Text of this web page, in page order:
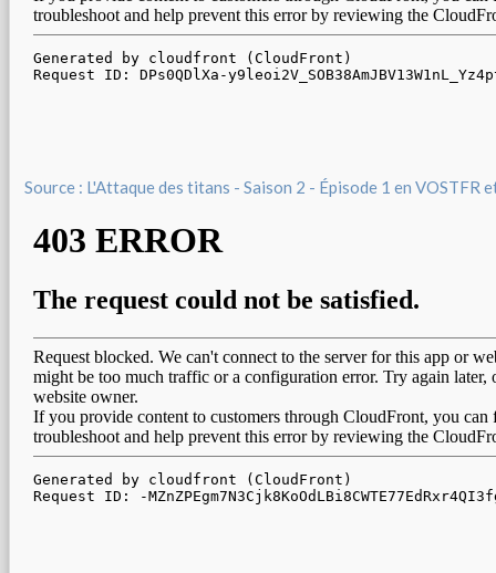
Source : L'Attaque des titans - Saison 2 - Épisode 1 en VOSTFR